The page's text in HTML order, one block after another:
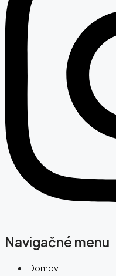
Navigačné menu
Domov